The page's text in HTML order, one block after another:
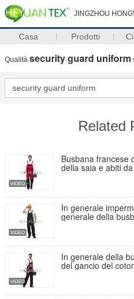
JINGZHOU
Casa Prodotti
Qualità security guard uniform
Related
Busbana francese
della saia e abiti
gancio con nastro
In generale
generale della
sicurezza della
In generale della
del gancio del
francese